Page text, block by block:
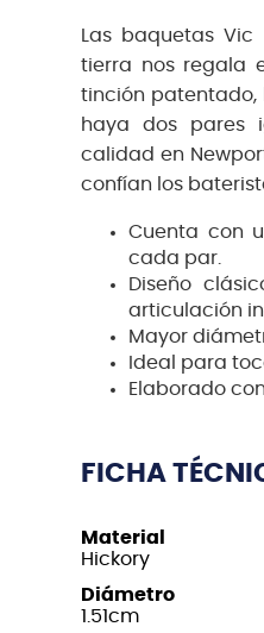
Las baquetas
tierra nos regala
tinción patentado,
haya dos pares
calidad en
confían los
Cuenta con
cada par.
Diseño
articulación
Mayor
Ideal para
Elaborado
FICHA
Material
Hickory
Diámetro
1.51cm